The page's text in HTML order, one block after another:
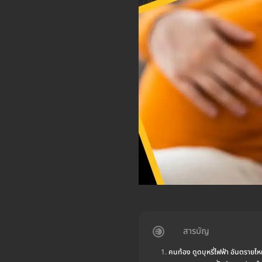
สารบัญ
คนท้อง ดูดบุหรี่ไฟฟ้า อันตรายไ